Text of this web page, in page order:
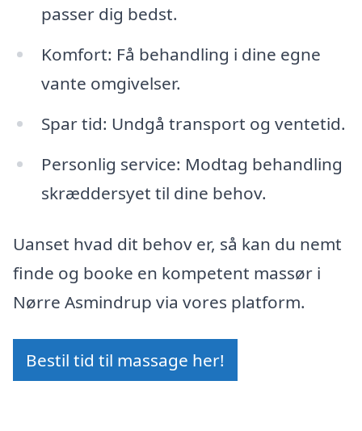
passer dig bedst.
Komfort: Få behandling i dine egne
vante omgivelser.
Spar tid: Undgå transport og ventetid.
Personlig service: Modtag behandling
skræddersyet til dine behov.
Uanset hvad dit behov er, så kan du nemt
finde og booke en kompetent massør i
Nørre Asmindrup via vores platform.
Bestil tid til massage her!